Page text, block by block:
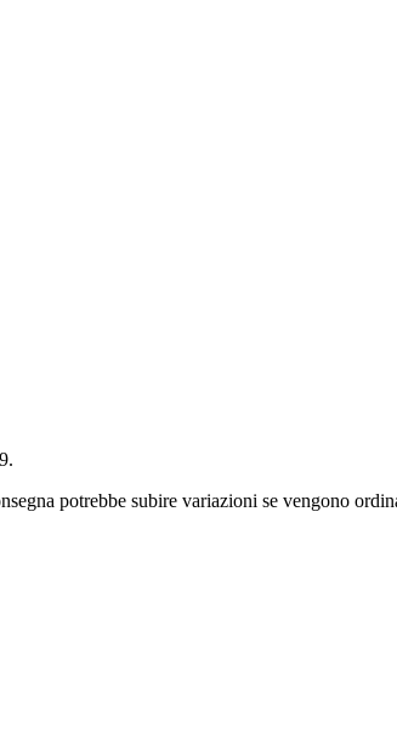
.
potrebbe subire variazioni se vengono